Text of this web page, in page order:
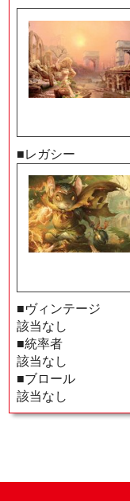
■レガシー
■ヴィンテージ
該当なし
■統率者
該当なし
■ブロール
該当なし